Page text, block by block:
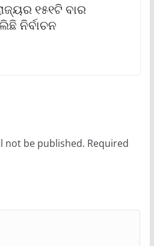
୧୫୧ଟି ବାର
ନିର୍ବାଚନ
not be published. Required